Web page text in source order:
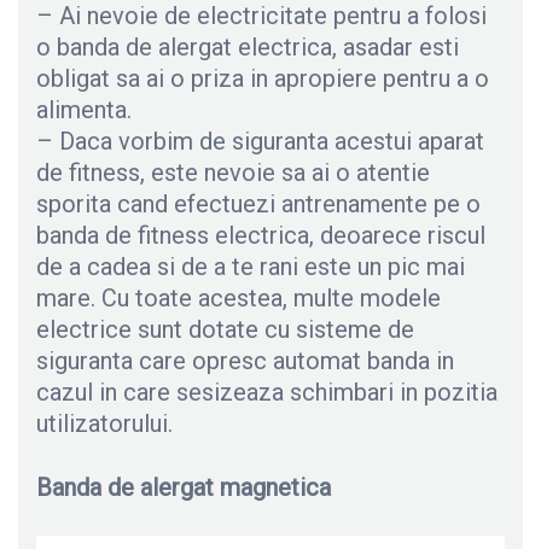
– Ai nevoie de electricitate pentru a folosi
o banda de alergat electrica, asadar esti
obligat sa ai o priza in apropiere pentru a o
alimenta.
– Daca vorbim de siguranta acestui aparat
de fitness, este nevoie sa ai o atentie
sporita cand efectuezi antrenamente pe o
banda de fitness electrica, deoarece riscul
de a cadea si de a te rani este un pic mai
mare. Cu toate acestea, multe modele
electrice sunt dotate cu sisteme de
siguranta care opresc automat banda in
cazul in care sesizeaza schimbari in pozitia
utilizatorului.
Banda de alergat magnetica